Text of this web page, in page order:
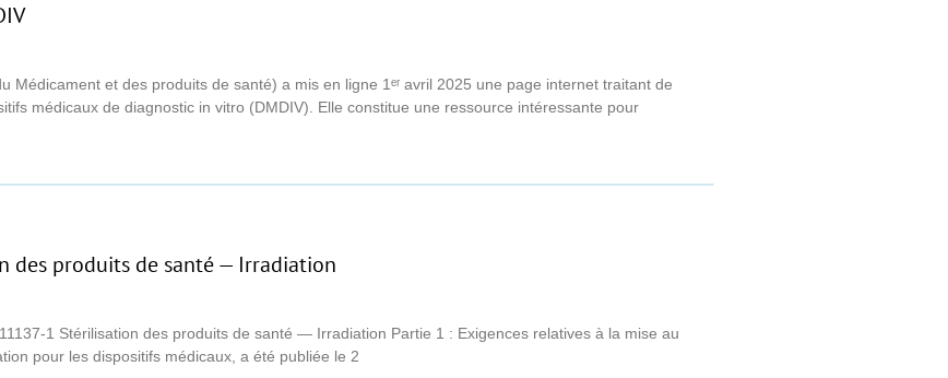
Médicament et des produits de santé) a mis en ligne 1ᵉʳ avril 2025 une page internet traitant de
médicaux de diagnostic in vitro (DMDIV). Elle constitue une ressource intéressante pour
des produits de santé — Irradiation
1 Stérilisation des produits de santé — Irradiation Partie 1 : Exigences relatives à la mise au
pour les dispositifs médicaux, a été publiée le 2